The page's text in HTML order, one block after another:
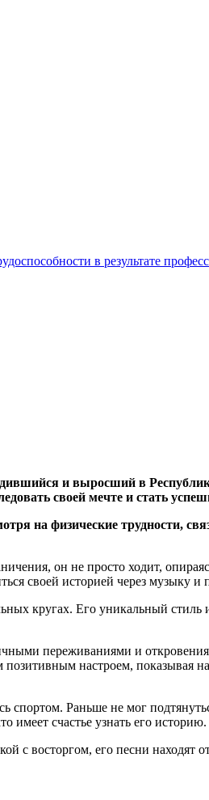
в результате
и выросший в
своей мечте и стать
на физические трудности,
он не просто ходит,
своей историей через музыку и
кругах. Его уникальный стиль
переживаниями и
настроем, показывая
Раньше не мог
имеет счастье узнать его историю.
с восторгом, его песни находят